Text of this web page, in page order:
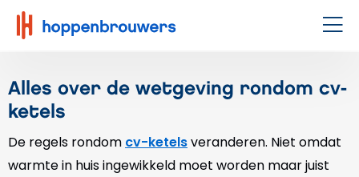
Hoppenbrouwers
|
techniek
leeft
Alles over de wetgeving rondom cv-
ketels
De regels rondom cv-ketelsveranderen. Niet omdat
warmte in huis ingewikkeld moet worden maar juist